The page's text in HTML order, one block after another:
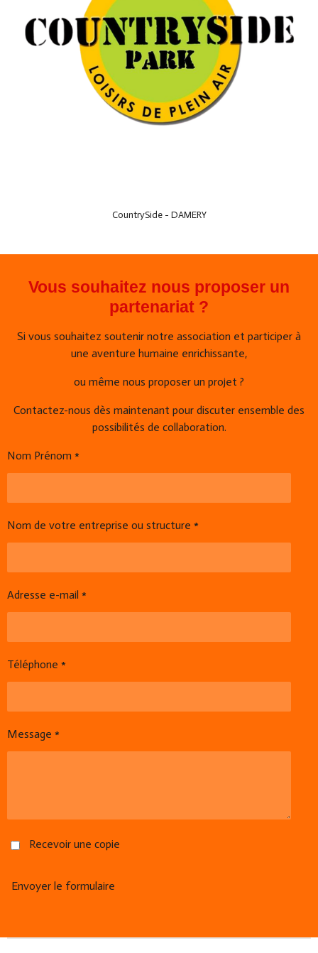
CountrySide - DAMERY
Vous souhaitez nous proposer un
partenariat ?
Si vous souhaitez soutenir notre association et participer à
une aventure humaine enrichissante,
ou même nous proposer un projet ?
Contactez-nous dès maintenant pour discuter ensemble des
possibilités de collaboration.
Nom Prénom *
Nom de votre entreprise ou structure *
Adresse e-mail *
Téléphone *
Message *
Recevoir une copie
Envoyer le formulaire